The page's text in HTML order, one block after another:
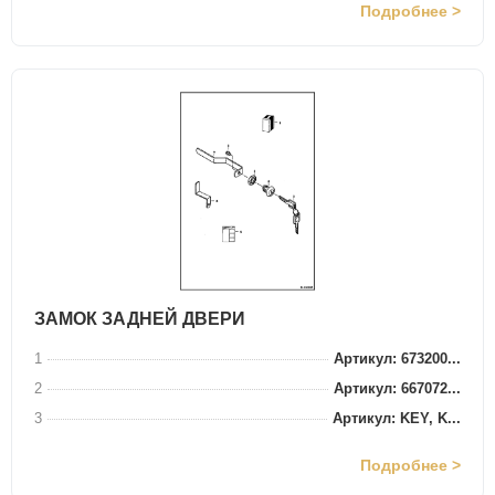
Подробнее >
ЗАМОК ЗАДНЕЙ ДВЕРИ
1
Артикул: 673200...
2
Артикул: 667072...
3
Артикул: KEY, K...
Подробнее >